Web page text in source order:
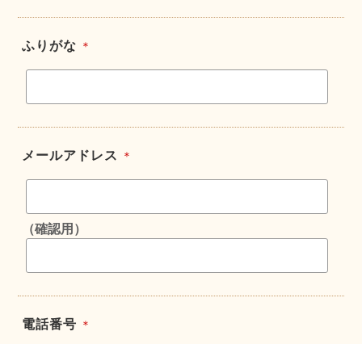
ふりがな ＊
メールアドレス ＊
（確認用）
電話番号 ＊